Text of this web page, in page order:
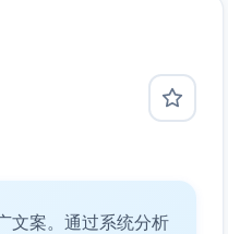
文案。通过系统分析